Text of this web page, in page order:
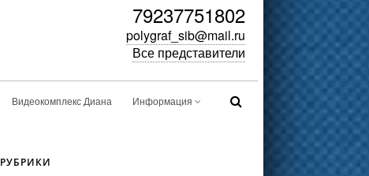
79237751802
polygraf_sib@mail.ru
Все представители
Видеокомплекс Диана Информация
РУБРИКИ